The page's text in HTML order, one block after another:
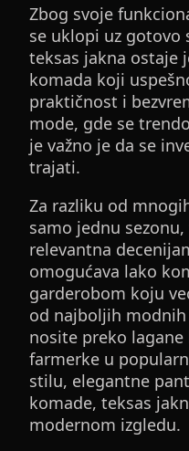
Zbog svoje
se uklopi uz gotovo
teksas jakna ostaje
komada koji
praktičnost i
mode, gde se
je važno je da se
trajati.
Za razliku od
samo jednu
relevantna
omogućava lako
garderobom koju
od najboljih
nosite preko
farmerke u
stilu, elegantne
komade, teksas
modernom izgledu.